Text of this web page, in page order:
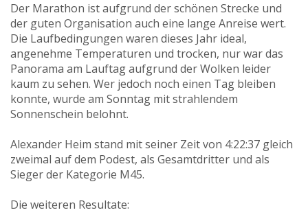
Der Marathon ist aufgrund der schönen Strecke und
der guten Organisation auch eine lange Anreise wert.
Die Laufbedingungen waren dieses Jahr ideal,
angenehme Temperaturen und trocken, nur war das
Panorama am Lauftag aufgrund der Wolken leider
kaum zu sehen. Wer jedoch noch einen Tag bleiben
konnte, wurde am Sonntag mit strahlendem
Sonnenschein belohnt.
Alexander Heim stand mit seiner Zeit von 4:22:37 gleich
zweimal auf dem Podest, als Gesamtdritter und als
Sieger der Kategorie M45.
Die weiteren Resultate: